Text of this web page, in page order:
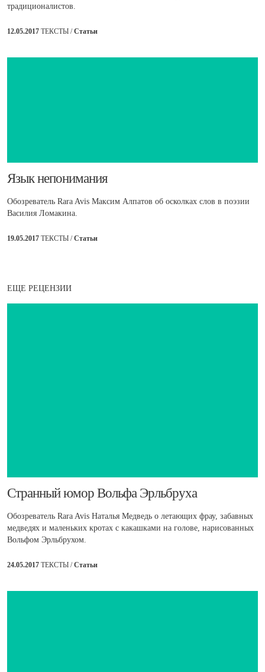
традиционалистов.
12.05.2017 ТЕКСТЫ /Статьи
​Язык непонимания
Обозреватель Rara Avis Максим Алпатов об осколках слов в поэзии
Василия Ломакина.
19.05.2017 ТЕКСТЫ /Статьи
ЕЩЕ РЕЦЕНЗИИ
​Странный юмор Вольфа Эрльбруха
Обозреватель Rara Avis Наталья Медведь о летающих фрау, забавных
медведях и маленьких кротах с какашками на голове, нарисованных
Вольфом Эрльбрухом.
24.05.2017 ТЕКСТЫ /Статьи